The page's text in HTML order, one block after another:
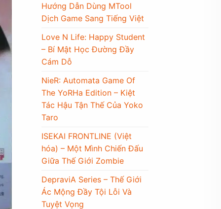
Hướng Dẫn Dùng MTool
Dịch Game Sang Tiếng Việt
Love N Life: Happy Student
– Bí Mật Học Đường Đầy
Cám Dỗ
NieR: Automata Game Of
The YoRHa Edition – Kiệt
Tác Hậu Tận Thế Của Yoko
Taro
ISEKAI FRONTLINE (Việt
hóa) – Một Mình Chiến Đấu
Giữa Thế Giới Zombie
DepraviA Series – Thế Giới
Ác Mộng Đầy Tội Lỗi Và
Tuyệt Vọng